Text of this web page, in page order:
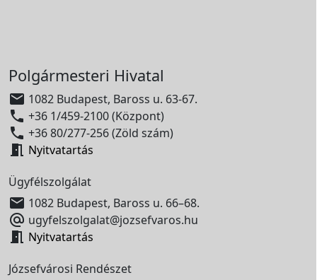
Polgármesteri Hivatal
 1082 Budapest, Baross u. 63-67.
 +36 1/459-2100 (Központ)
 +36 80/277-256 (Zöld szám)
 Nyitvatartás
Ügyfélszolgálat
 1082 Budapest, Baross u. 66–68.
 ugyfelszolgalat@jozsefvaros.hu
 Nyitvatartás
Józsefvárosi Rendészet